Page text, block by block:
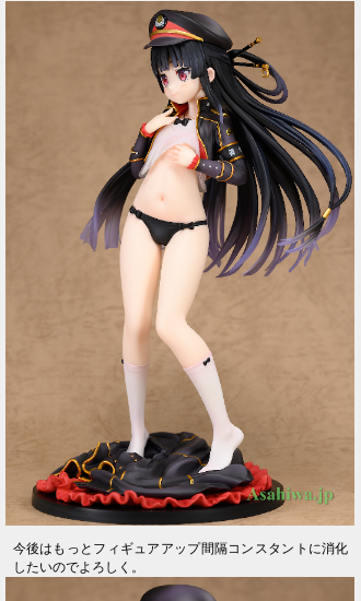
今後はもっとフィギュアアップ間隔コンスタントに消化
したいのでよろしく。